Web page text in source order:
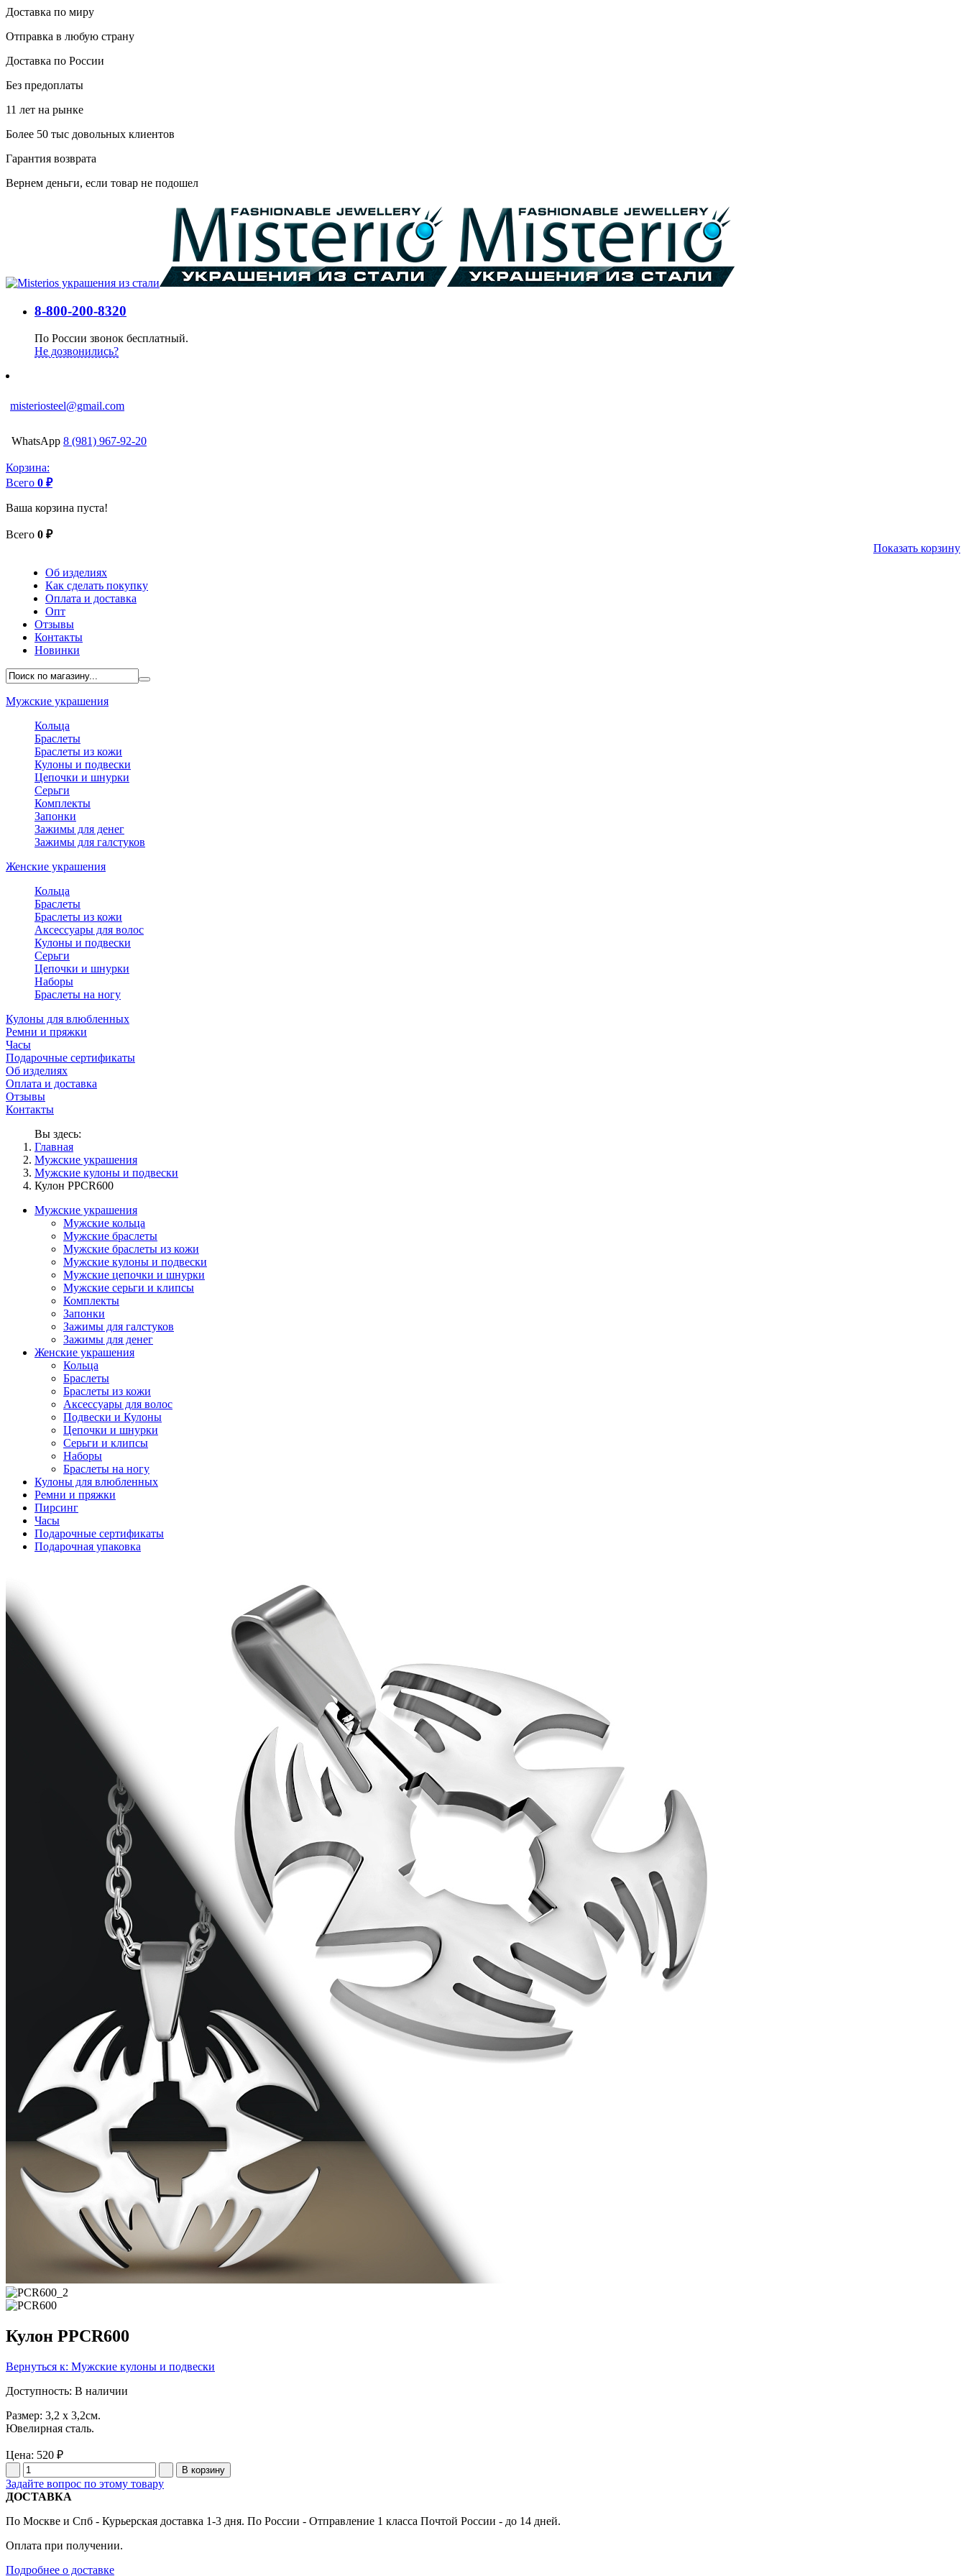
Доставка по миру
Отправка в любую страну
Доставка по России
Без предоплаты
11 лет на рынке
Более 50 тыс довольных клиентов
Гарантия возврата
Вернем деньги, если товар не подошел
8-800-200-8320
По России звонок бесплатный.
Не дозвонились?
misteriosteel@gmail.com
WhatsApp 8 (981) 967-92-20
Корзина:
Всего 0 ₽
Ваша корзина пуста!
Всего 0 ₽
Показать корзину
Об изделиях
Как сделать покупку
Оплата и доставка
Опт
Отзывы
Контакты
Новинки
Мужские украшения
Кольца
Браслеты
Браслеты из кожи
Кулоны и подвески
Цепочки и шнурки
Серьги
Комплекты
Запонки
Зажимы для денег
Зажимы для галстуков
Женские украшения
Кольца
Браслеты
Браслеты из кожи
Аксессуары для волос
Кулоны и подвески
Серьги
Цепочки и шнурки
Наборы
Браслеты на ногу
Кулоны для влюбленных
Ремни и пряжки
Часы
Подарочные сертификаты
Об изделиях
Оплата и доставка
Отзывы
Контакты
Вы здесь:
Главная
Мужские украшения
Мужские кулоны и подвески
Кулон PPCR600
Мужские украшения
Мужские кольца
Мужские браслеты
Мужские браслеты из кожи
Мужские кулоны и подвески
Мужские цепочки и шнурки
Мужские серьги и клипсы
Комплекты
Запонки
Зажимы для галстуков
Зажимы для денег
Женские украшения
Кольца
Браслеты
Браслеты из кожи
Аксессуары для волос
Подвески и Кулоны
Цепочки и шнурки
Серьги и клипсы
Наборы
Браслеты на ногу
Кулоны для влюбленных
Ремни и пряжки
Пирсинг
Часы
Подарочные сертификаты
Подарочная упаковка
Кулон PPCR600
Вернуться к: Мужские кулоны и подвески
Доступность: В наличии
Размер: 3,2 x 3,2см.
Ювелирная сталь.
Цена: 520 ₽
Задайте вопрос по этому товару
ДОСТАВКА
По Москве и Спб - Курьерская доставка 1-3 дня. По России - Отправление 1 класса Почтой России - до 14 дней.
Оплата при получении.
Подробнее о доставке